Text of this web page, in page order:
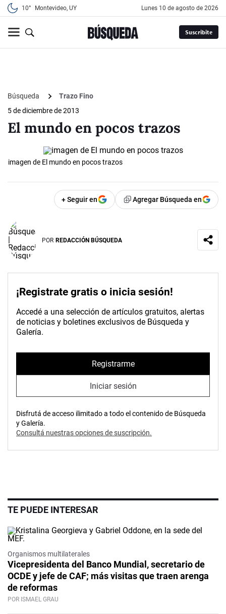
10° Montevideo, UY lunes 10 de agosto de 2026
Suscribite
Búsqueda
Trazo Fino
5 de diciembre de 2013
El mundo en pocos trazos
imagen de El mundo en pocos trazos
+ Seguir en Agregar Búsqueda en
POR REDACCIÓN BÚSQUEDA
¡Registrate gratis o inicia sesión!
Accedé a una selección de artículos gratuitos, alertas
de noticias y boletines exclusivos de Búsqueda y
Galería.
Registrarme
Iniciar sesión
Disfrutá de acceso ilimitado a todo el contenido de Búsqueda
y Galería.
Consultá nuestras opciones de suscripción.
TE PUEDE INTERESAR
Organismos multilaterales
Vicepresidenta del Banco Mundial, secretario de
OCDE y jefe de CAF; más visitas que traen arenga
de reformas
POR ISMAEL GRAU